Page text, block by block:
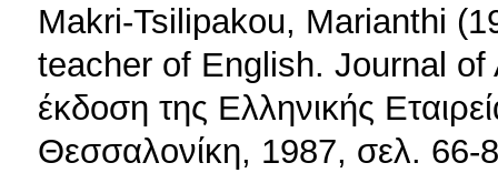
Makri-Tsilipakou, Marianthi
teacher of English. Journal of
έκδοση της Eλληνικής
Θεσσαλονίκη, 1987, σελ. 66-